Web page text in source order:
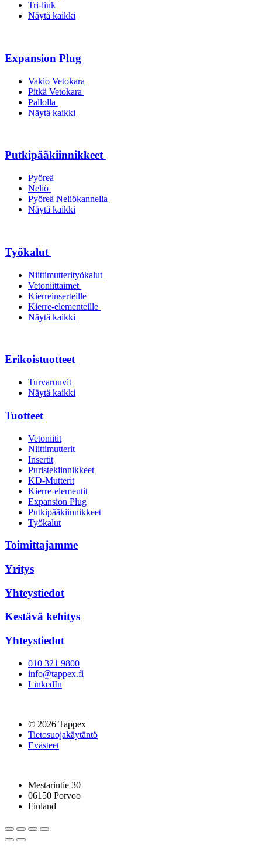
Tri-link
Näytä kaikki
Expansion Plug
Vakio Vetokara
Pitkä Vetokara
Pallolla
Näytä kaikki
Putkipääkiinnikkeet
Pyöreä
Neliö
Pyöreä Neliökannella
Näytä kaikki
Työkalut
Niittimutterityökalut
Vetoniittaimet
Kierreinserteille
Kierre-elementeille
Näytä kaikki
Erikoistuotteet
Turvaruuvit
Näytä kaikki
Tuotteet
Vetoniitit
Niittimutterit
Insertit
Puristekiinnikkeet
KD-Mutterit
Kierre-elementit
Expansion Plug
Putkipääkiinnikkeet
Työkalut
Toimittajamme
Yritys
Yhteystiedot
Kestävä kehitys
Yhteystiedot
010 321 9800
info@tappex.fi
LinkedIn
© 2026 Tappex
Tietosuojakäytäntö
Evästeet
Mestarintie 30
06150 Porvoo
Finland